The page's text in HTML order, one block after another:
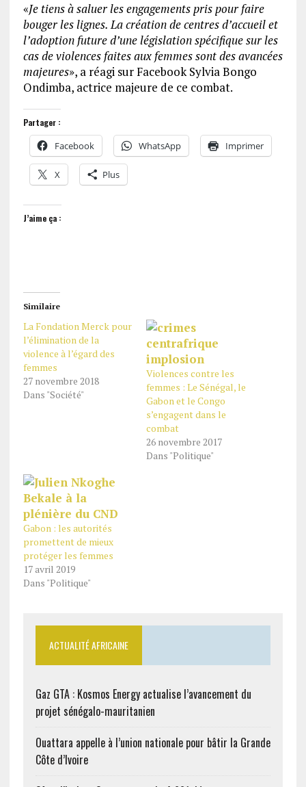
«Je tiens à saluer les engagements pris pour faire
bouger les lignes. La création de centres d’accueil et
l’adoption future d’une législation spécifique sur les
cas de violences faites aux femmes sont des avancées
majeures», a réagi sur Facebook Sylvia Bongo
Ondimba, actrice majeure de ce combat.
Partager :
Facebook WhatsApp Imprimer
X Plus
J’aime ça :
Similaire
La Fondation Merck pour
l’élimination de la
violence à l’égard des
femmes
27 novembre 2018
Dans "Société"
Violences contre les
femmes : Le Sénégal, le
Gabon et le Congo
s’engagent dans le
combat
26 novembre 2017
Dans "Politique"
Gabon : les autorités
promettent de mieux
protéger les femmes
17 avril 2019
Dans "Politique"
ACTUALITÉ AFRICAINE
Gaz GTA : Kosmos Energy actualise l’avancement du
projet sénégalo-mauritanien
Ouattara appelle à l’union nationale pour bâtir la Grande
Côte d’Ivoire